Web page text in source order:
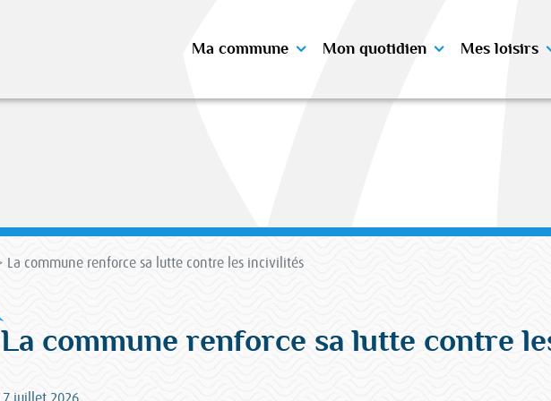
Ma commune Mon quotidien Mes loisirs
La commune renforce sa lutte contre les incivilités
La commune renforce sa lutte contre